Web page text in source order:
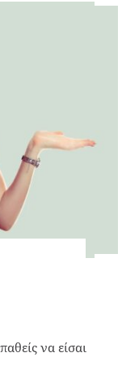
να είσαι